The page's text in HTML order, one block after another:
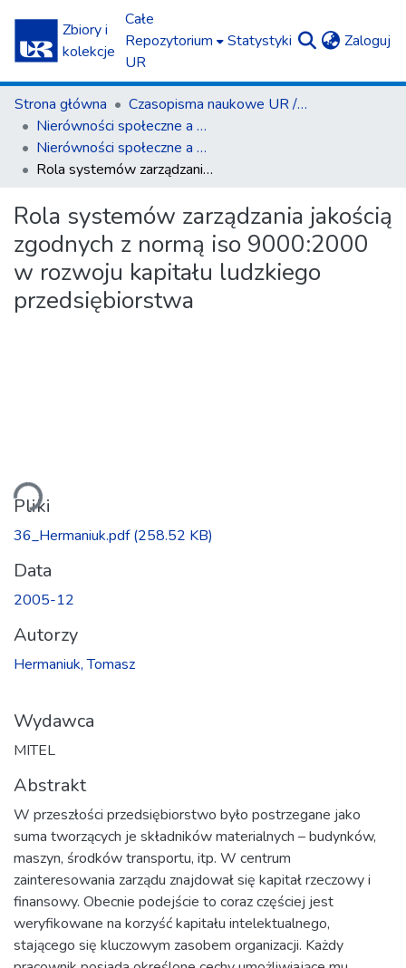
Zbiory i
kolekcje
Całe
Repozytorium
UR
Statystyki Zaloguj
Strona główna
Czasopisma naukowe UR / Scientific Journals
Nierówności społeczne a wzrost gospodarczy
Nierówności społeczne a wzrost gospodarczy z. 7 (2005)
Rola systemów zarządzania jakością zgodnych z normą iso 9000:2000 w rozwoju kapitału ludzkiego przedsiębiorstwa
Rola systemów zarządzania jakością
zgodnych z normą iso 9000:2000
w rozwoju kapitału ludzkiego
przedsiębiorstwa
Pliki
36_Hermaniuk.pdf(258.52 KB)
Data
2005-12
Autorzy
Hermaniuk, Tomasz
Wydawca
MITEL
Abstrakt
W przeszłości przedsiębiorstwo było postrzegane jako
suma tworzących je składników materialnych – budynków,
maszyn, środków transportu, itp. W centrum
zainteresowania zarządu znajdował się kapitał rzeczowy i
finansowy. Obecnie podejście to coraz częściej jest
weryfikowane na korzyść kapitału intelektualnego,
stającego się kluczowym zasobem organizacji. Każdy